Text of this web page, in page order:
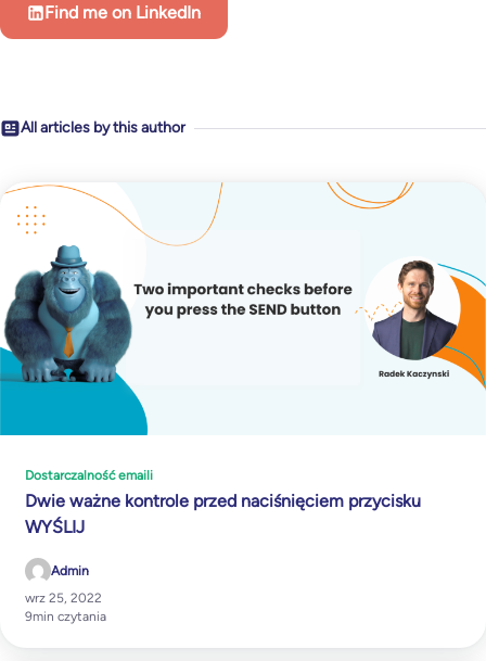
Find me on LinkedIn
All articles by this author
Dostarczalność emaili
Dwie ważne kontrole przed naciśnięciem przycisku
WYŚLIJ
Admin
wrz 25, 2022
9min czytania